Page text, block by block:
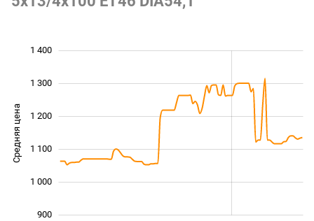
Средняя цена
900
1 000
1 100
1 200
1 300
1 400